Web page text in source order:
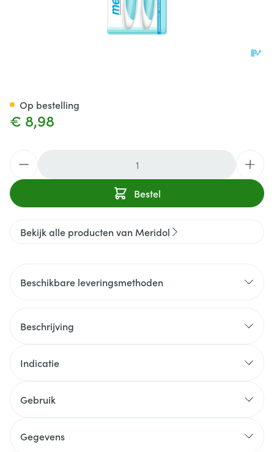
€ 8,98
Bestel
Op bestelling
Bekijk alle producten van Meridol
Beschikbare leveringsmethoden
Beschrijving
Indicatie
Gebruik
Gegevens